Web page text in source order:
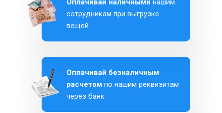
Оплачивай безналичным
расчетом по нашим реквизитам
через банк
сотрудникам при выгрузке
вещей